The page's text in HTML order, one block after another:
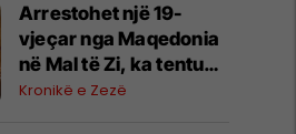
Arrestohet një 19-
vjeçar nga Maqedonia
në Mal të Zi, ka tentuar
të vrasë një person
Kronikë e Zezë